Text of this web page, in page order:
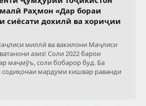
Раҳмон «Дар бораи
сиёсати дохилӣ ва хориҷии
миллӣ ва вакилони Маҷлиси
азиз! Соли 2022 барои
маҷмӯъ, соли бобарор буд. Ба
содиқонаи мардуми кишвар раванди